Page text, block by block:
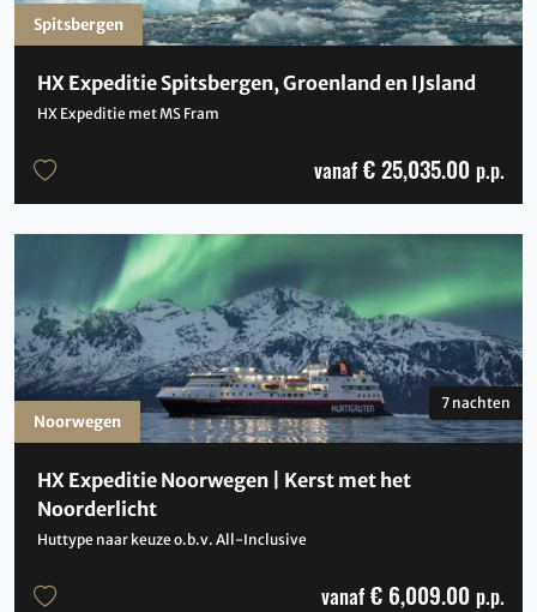
HX Expeditie Spitsbergen, Groenland en IJsland
HX Expeditie met MS Fram
vanaf € 25,035.00 p.p.
Spitsbergen
HX Expeditie Noorwegen | Kerst met het
Noorderlicht
Huttype naar keuze o.b.v. All-Inclusive
7 nachten
vanaf € 6,009.00 p.p.
Noorwegen